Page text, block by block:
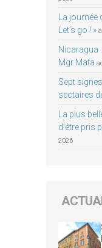
La journée
Let’s go ! »
Nicaragua
Mgr Mata
Sept
sectaires
La plus
d’être pris
2026